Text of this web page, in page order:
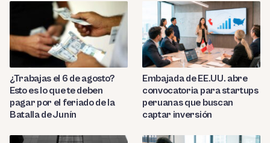
¿Trabajas el 6 de agosto?
Esto es lo que te deben
pagar por el feriado de la
Batalla de Junín
Embajada de EE.UU. abre
convocatoria para startups
peruanas que buscan
captar inversión